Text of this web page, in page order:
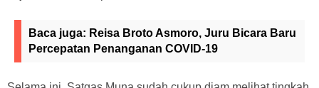
Baca juga: Reisa Broto Asmoro, Juru Bicara Baru
Percepatan Penanganan COVID-19